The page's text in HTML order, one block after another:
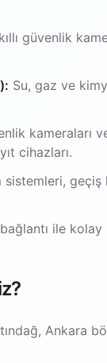
güvenlik
Su, gaz ve
kameraları
cihazları.
sistemleri,
ile
Ankara